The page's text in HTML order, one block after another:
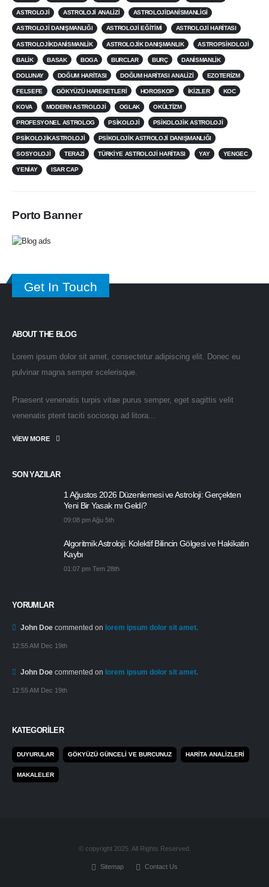
ASTROLOJI ASTROLOJI ANALIZI ASTROLOJIDANISMANLIGI
ASTROLOJI DANIŞMANLIĞI ASTROLOJI EĞITIMI ASTROLOJI HARITASI
ASTROLOJIKDANISMANLIK ASTROLOJIK DANIŞMANLIK ASTROPSIKOLOJI
BALIK BASAK BOGA BURCLAR BURÇ DANISMANLIK
DOLUNAY DOĞUM HARITASI DOĞUM HARITASI ANALIZI EZOTERIZM
FELSEFE GÖKYÜZÜ HAREKETLERI HOROSKOP IKIZLER KOC
KOVA MODERN ASTROLOJI OGLAK OKÜLTIZM
PROFESYONEL ASTROLOG PSIKOLOJI PSIKOLOJIK ASTROLOJI
PSIKOLOJIKASTROLOJI PSIKOLOJIK ASTROLOJI DANIŞMANLIĞI
SOSYOLOJI TERAZI TÜRKIYE ASTROLOJI HARITASI YAY YENGEC
YENIAY ISAR CAP
Porto Banner
Get In Touch
ABOUT THE BLOG
Lorem ipsum dolor sit amet, consectetur adipiscing elit. Donec eu
pulvinar magna semper scelerisque.
Praesent venenatis turpis vitae purus semper, eget sagittis velit
venenatis ptent taciti sociosqu ad litora...
VIEW MORE
SON YAZILAR
1 Ağustos 2026 Düzenlemesi ve Astroloji: Gerçekten
Yeni Bir Yasak mı Geldi?
09:08 pm Ağu 5th
Algoritmik Astroloji: Kolektif Bilincin Gölgesi ve Hakikatin
Kaybı
01:07 pm Tem 28th
YORUMLAR
John Doe commented on lorem ipsum dolor sit amet.
12:55 AM Dec 19th
John Doe commented on lorem ipsum dolor sit amet.
12:55 AM Dec 19th
KATEGORILER
DUYURULAR GÖKYÜZÜ GÜNCELI VE BURCUNUZ HARITA ANALIZLERI
MAKALELER
© copyright 2025. All Rights Reserved.
Sitemap Contact Us